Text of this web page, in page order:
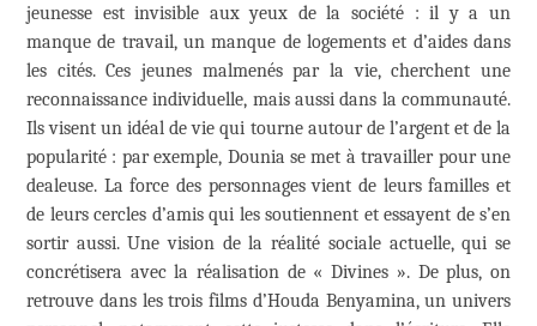
jeunesse est invisible aux yeux de la société : il y a un
manque de travail, un manque de logements et d’aides dans
les cités. Ces jeunes malmenés par la vie, cherchent une
reconnaissance individuelle, mais aussi dans la communauté.
Ils visent un idéal de vie qui tourne autour de l’argent et de la
popularité : par exemple, Dounia se met à travailler pour une
dealeuse. La force des personnages vient de leurs familles et
de leurs cercles d’amis qui les soutiennent et essayent de s’en
sortir aussi. Une vision de la réalité sociale actuelle, qui se
concrétisera avec la réalisation de « Divines ». De plus, on
retrouve dans les trois films d’Houda Benyamina, un univers